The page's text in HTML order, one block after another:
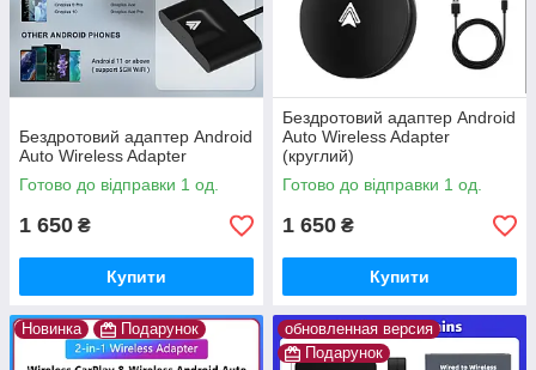
Бездротовий адаптер Android
Auto Wireless Adapter
Готово до відправки 1 од.
1 650 ₴
Купити
Бездротовий адаптер Android
Auto Wireless Adapter
(круглий)
Готово до відправки 1 од.
1 650 ₴
Купити
Новинка Подарунок
обновленная версия
Подарунок